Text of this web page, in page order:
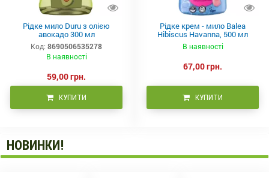
Рідке мило Duru з олією
авокадо 300 мл
Код: 8690506535278
В наявності
59,00 грн.
КУПИТИ
Рідке крем - мило Balea
Hibiscus Havanna, 500 мл
В наявності
67,00 грн.
КУПИТИ
НОВИНКИ!